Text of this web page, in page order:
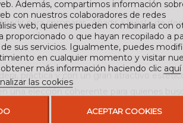
para comparar Añadir a la lista de
práctica y con un gran atractivo
una elección coherente para quienes
Además, compartimos información
con nuestros colaboradores de redes
web, quienes pueden combinarla con
proporcionado o que hayan recopilado a
sus servicios. Igualmente, puedes
en cualquier momento y visitar
más información haciendo clic aquí
las cookies
ACEPTAR COOKIES